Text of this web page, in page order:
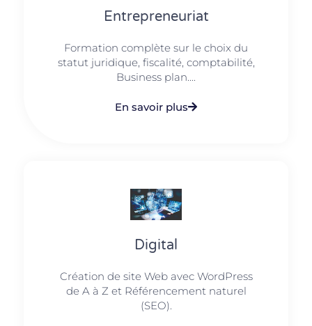
Entrepreneuriat
Formation complète sur le choix du
statut juridique, fiscalité, comptabilité,
Business plan....
En savoir plus
Digital
Création de site Web avec WordPress
de A à Z et Référencement naturel
(SEO).